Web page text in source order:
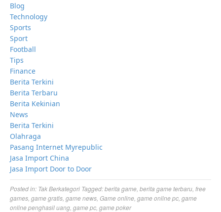
Blog
Technology
Sports
Sport
Football
Tips
Finance
Berita Terkini
Berita Terbaru
Berita Kekinian
News
Berita Terkini
Olahraga
Pasang Internet Myrepublic
Jasa Import China
Jasa Import Door to Door
Posted in: Tak Berkategori Tagged:berita game berita game terbaru free
games game gratis game news Game online game online pc game
online penghasil uang game pc game poker